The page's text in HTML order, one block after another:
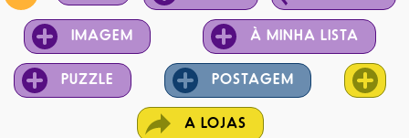
IMAGEM À MINHA LISTA
PUZZLE POSTAGEM
A LOJAS